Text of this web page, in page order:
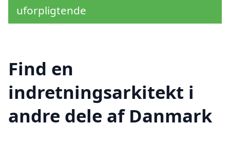
uforpligtende
Find en
indretningsarkitekt i
andre dele af Danmark